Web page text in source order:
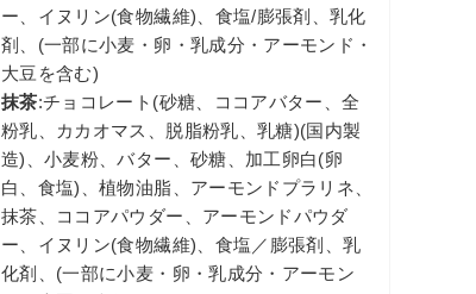
ー、イヌリン(食物繊維)、食塩/膨張剤、乳化
剤、(一部に小麦・卵・乳成分・アーモンド・
大豆を含む)
抹茶:チョコレート(砂糖、ココアバター、全
粉乳、カカオマス、脱脂粉乳、乳糖)(国内製
造)、小麦粉、バター、砂糖、加工卵白(卵
白、食塩)、植物油脂、アーモンドプラリネ、
抹茶、ココアパウダー、アーモンドパウダ
ー、イヌリン(食物繊維)、食塩／膨張剤、乳
化剤、(一部に小麦・卵・乳成分・アーモン